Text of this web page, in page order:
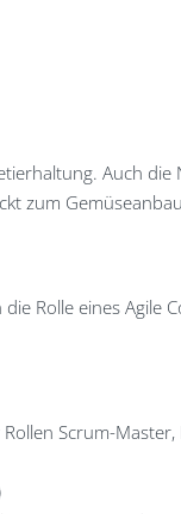
Auch die
zum
Rolle eines Agile
Scrum-